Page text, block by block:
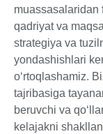
muassasalaridan
qadriyat va
strategiya va
yondashishlari
o‘rtoqlashamiz.
tajribasiga
beruvchi va
kelajakni